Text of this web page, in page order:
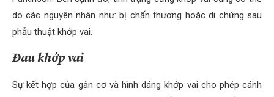
do các nguyên nhân như: bị chấn thương hoặc di chứng sau
phẫu thuật khớp vai.
Đau khớp vai
Sự kết hợp của gân cơ và hình dáng khớp vai cho phép cánh